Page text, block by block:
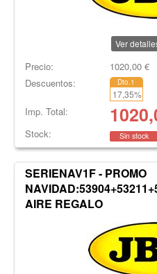
Ver
Precio: 1020,00€
Descuentos:
Dto.1
17,35%
Imp. Total:
Stock: Sin stock
SERIENAV1F - PROMO
AIRE REGALO